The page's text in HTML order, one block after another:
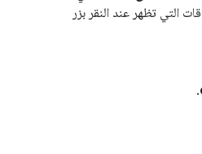
التي تظهر عند النقر بزر
.